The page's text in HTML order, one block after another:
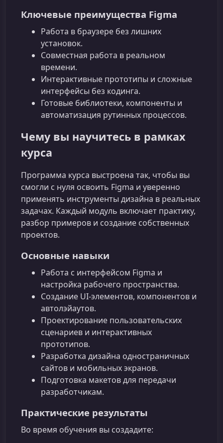
Ключевые преимущества Figma
Работа в браузере без лишних
установок.
Совместная работа в реальном
времени.
Интерактивные прототипы и сложные
интерфейсы без кодинга.
Готовые библиотеки, компоненты и
автоматизация рутинных процессов.
Чему вы научитесь в рамках
курса
Программа курса выстроена так, чтобы вы
смогли с нуля освоить Figma и уверенно
применять инструменты дизайна в реальных
задачах. Каждый модуль включает практику,
разбор примеров и создание собственных
проектов.
Основные навыки
Работа с интерфейсом Figma и
настройка рабочего пространства.
Создание UI‑элементов, компонентов и
автолэйаутов.
Проектирование пользовательских
сценариев и интерактивных
прототипов.
Разработка дизайна одностраничных
сайтов и мобильных экранов.
Подготовка макетов для передачи
разработчикам.
Практические результаты
Во время обучения вы создадите: